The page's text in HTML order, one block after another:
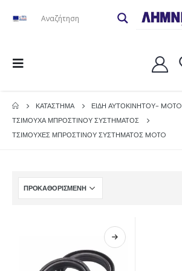
ΚΑΤΆΣΤΗΜΑ
ΕΙΔΗ ΑΥΤΟΚΙΝΗΤΟΥ- MOTO
ΤΣΙΜΟΥΧΑ ΜΠΡΟΣΤΙΝΟΥ ΣΥΣΤΗΜΑΤΟΣ
ΤΣΙΜΟΥΧΕΣ ΜΠΡΟΣΤΙΝΟΥ ΣΥΣΤΗΜΑΤΟΣ MOTO